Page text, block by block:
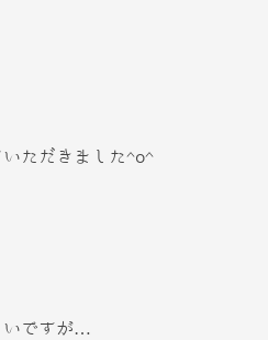
ただきました^o^
いですが…